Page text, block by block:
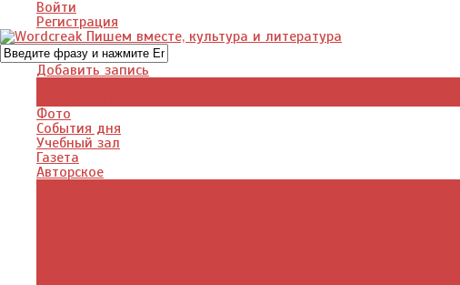
Войти
Регистрация
Добавить запись
Фото
События дня
Учебный зал
Газета
Авторское